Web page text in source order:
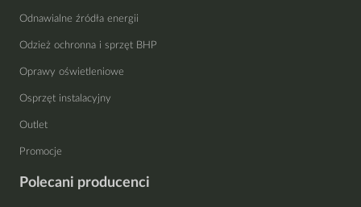
Odnawialne źródła energii
Odzież ochronna i sprzęt BHP
Oprawy oświetleniowe
Osprzęt instalacyjny
Outlet
Promocje
Polecani producenci